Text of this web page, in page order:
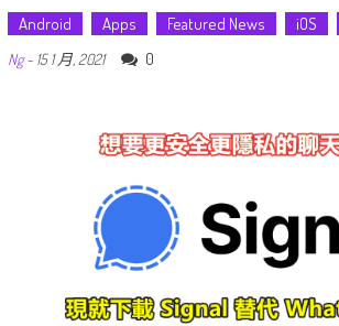
Android Apps Featured News iOS
Ng- 15 1 月, 2021 0